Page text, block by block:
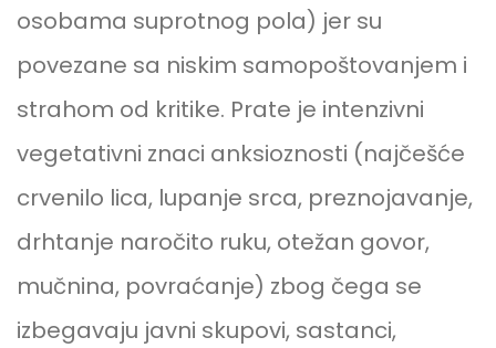
osobama suprotnog pola) jer su
povezane sa niskim samopoštovanjem i
strahom od kritike. Prate je intenzivni
vegetativni znaci anksioznosti (najčešće
crvenilo lica, lupanje srca, preznojavanje,
drhtanje naročito ruku, otežan govor,
mučnina, povraćanje) zbog čega se
izbegavaju javni skupovi, sastanci,